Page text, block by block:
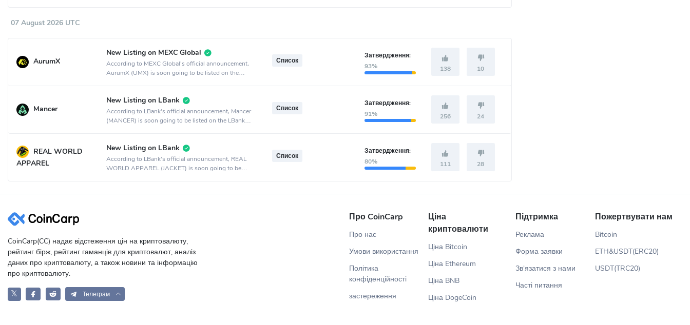
07 August 2026 UTC
AurumX
New Listing on MEXC Global
According to MEXC Global's official announcement,
AurumX (UMX) is soon going to be listed on the
Список
Затвердження:
93%
138 10
Mancer
New Listing on LBank
According to LBank's official announcement, Mancer
(MANCER) is soon going to be listed on the LBank
Список
Затвердження:
91%
256 24
REAL WORLD
APPAREL
New Listing on LBank
According to LBank's official announcement, REAL
WORLD APPAREL (JACKET) is soon going to be
Список
Затвердження:
80%
111 28
CoinCarp(CC) надає відстеження цін на криптовалюту,
рейтинг бірж, рейтинг гаманців для криптовалют, аналіз
даних про криптовалюту, а також новини та інформацію
про криптовалюту.
𝕏 Телеграм
Про CoinCarp
Про нас
Умови використання
Політика
конфіденційності
застереження
Ціна
криптовалюти
Ціна Bitcoin
Ціна Ethereum
Ціна BNB
Ціна DogeCoin
Підтримка
Реклама
Форма заявки
Зв'язатися з нами
Часті питання
Пожертвувати нам
Bitcoin
ETH&USDT(ERC20)
USDT(TRC20)